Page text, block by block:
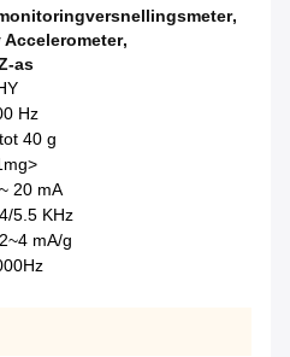
,
,
as
Hz
40 g
20 mA
5.5 KHz
mA/g